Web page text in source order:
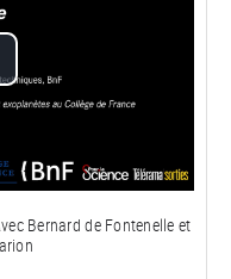
Bernard de Fontenelle et